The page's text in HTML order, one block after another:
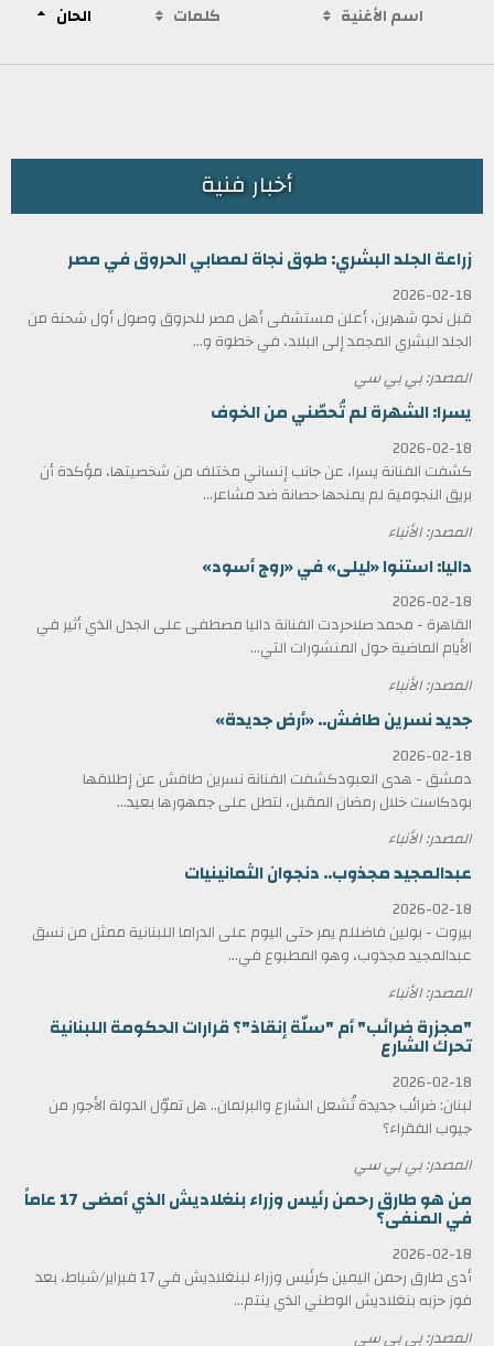
اسم الأغنية كلمات الحان
أخبار فنية
زراعة الجلد البشري: طوق نجاة لمصابي الحروق في مصر
2026-02-18
قبل نحو شهرين، أعلن مستشفى أهل مصر للحروق وصول أول شحنة من
الجلد البشري المجمد إلى البلاد، في خطوة و...
المصدر: بي بي سي
يسرا: الشهرة لم تُحصّني من الخوف
2026-02-18
كشفت الفنانة يسرا، عن جانب إنساني مختلف من شخصيتها، مؤكدة أن
بريق النجومية لم يمنحها حصانة ضد مشاعر...
المصدر: الأنباء
داليا: استنوا «ليلى» في «روج أسود»
2026-02-18
القاهرة - محمد صلاحردت الفنانة داليا مصطفى على الجدل الذي أثير في
الأيام الماضية حول المنشورات التي...
المصدر: الأنباء
جديد نسرين طافش.. «أرض جديدة»
2026-02-18
دمشق - هدى العبودكشفت الفنانة نسرين طافش عن إطلاقها
بودكاست خلال رمضان المقبل، لتطل على جمهورها بعيد...
المصدر: الأنباء
عبدالمجيد مجذوب.. دنجوان الثمانينيات
2026-02-18
بيروت - بولين فاضللم يمر حتى اليوم على الدراما اللبنانية ممثل من نسق
عبدالمجيد مجذوب، وهو المطبوع في...
المصدر: الأنباء
"مجزرة ضرائب" أم "سلّة إنقاذ"؟ قرارات الحكومة اللبنانية
تحرك الشارع
2026-02-18
لبنان: ضرائب جديدة تُشعل الشارع والبرلمان.. هل تموّل الدولة الأجور من
جيوب الفقراء؟
المصدر: بي بي سي
من هو طارق رحمن رئيس وزراء بنغلاديش الذي أمضى 17 عاماً
في المنفى؟
2026-02-18
أدى طارق رحمن اليمين كرئيس وزراء لبنغلاديش في 17 فبراير/شباط، بعد
فوز حزبه بنغلاديش الوطني الذي ينتم...
المصدر: بي بي سي